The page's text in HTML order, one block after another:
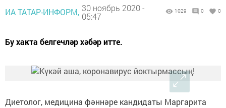
ИА ТАТАР-ИНФОРМ, 30 ноябрь 2020 -
05:47
1029 0 0
Бу хакта белгечләр хәбәр итте.
Диетолог, медицина фәннәре кандидаты Маргарита